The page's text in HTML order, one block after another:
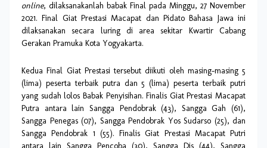
online, dilaksanakanlah babak Final pada Minggu, 27 November
2021. Final Giat Prestasi Macapat dan Pidato Bahasa Jawa ini
dilaksanakan secara luring di area sekitar Kwartir Cabang
Gerakan Pramuka Kota Yogyakarta.
Kedua Final Giat Prestasi tersebut diikuti oleh masing-masing 5
(lima) peserta terbaik putra dan 5 (lima) peserta terbaik putri
yang sudah lolos Babak Penyisihan. Finalis Giat Prestasi Macapat
Putra antara lain Sangga Pendobrak (43), Sangga Gah (61),
Sangga Penegas (07), Sangga Pendobrak Yos Sudarso (25), dan
Sangga Pendobrak 1 (55). Finalis Giat Prestasi Macapat Putri
antara lain Sangga Pencoba (30), Sangga Dis (44), Sangga